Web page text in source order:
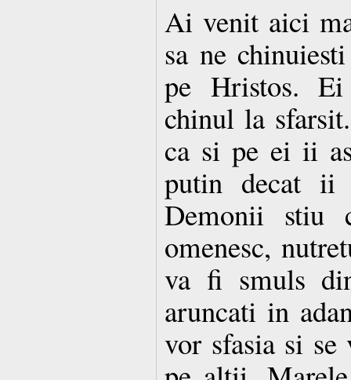
Ai venit aici
sa ne
pe Hristos.
chinul la
ca si pe ei ii
putin decat ii
Demonii stiu
omenesc,
va fi smuls
aruncati in
vor sfasia si